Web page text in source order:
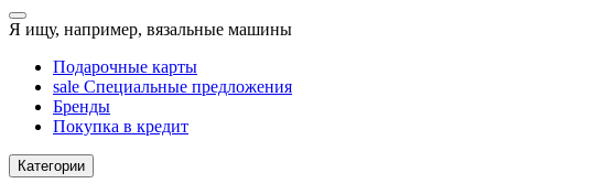
Я ищу, например, вязальные машины
Подарочные карты
sale Специальные предложения
Бренды
Покупка в кредит
Категории